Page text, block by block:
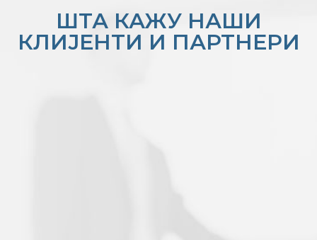
ШТА КАЖУ НАШИ
КЛИЈЕНТИ И ПАРТНЕРИ